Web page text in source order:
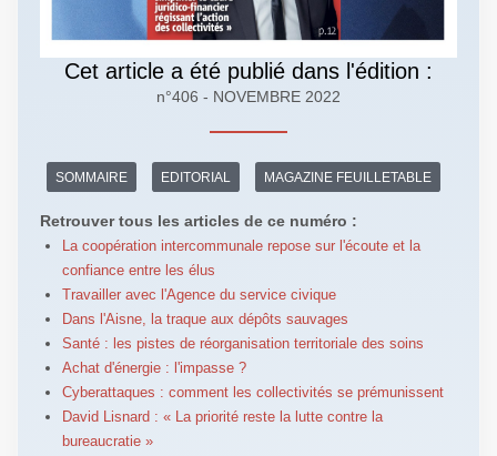
Cet article a été publié dans l'édition :
n°406 - NOVEMBRE 2022
SOMMAIRE EDITORIAL MAGAZINE FEUILLETABLE
Retrouver tous les articles de ce numéro :
La coopération intercommunale repose sur l'écoute et la
confiance entre les élus
Travailler avec l'Agence du service civique
Dans l'Aisne, la traque aux dépôts sauvages
Santé : les pistes de réorganisation territoriale des soins
Achat d'énergie : l'impasse ?
Cyberattaques : comment les collectivités se prémunissent
David Lisnard : « La priorité reste la lutte contre la
bureaucratie »